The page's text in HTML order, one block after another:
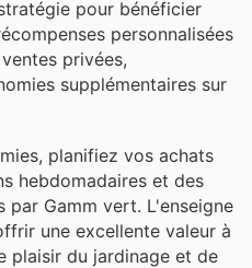
pour bénéficier
personnalisées
privées,
supplémentaires sur
planifiez vos achats
hebdomadaires et des
par Gamm vert. L'enseigne
une excellente valeur à
plaisir du jardinage et de